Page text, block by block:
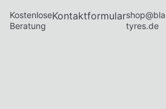
Kostenlose
Beratung
Kontaktformular
tyres.de